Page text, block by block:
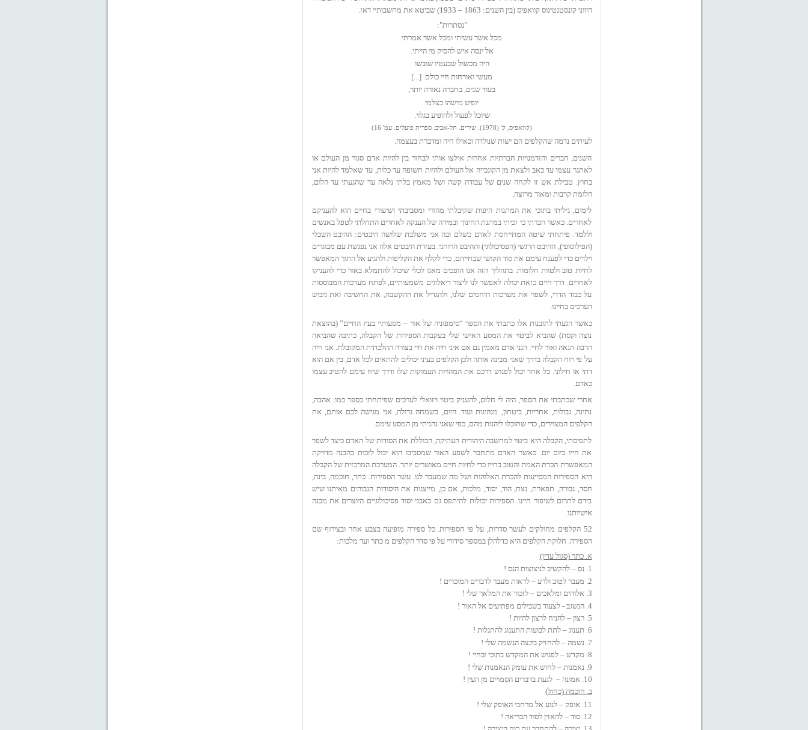
היווני קונסטנטינוס קוואפיס (בין השנים: 1863 – 1933) שביטא את מחשבותיי דאז.
"נסתרות":
מכל אשר עשיתי ומכל אשר אמרתי
אל ינסה איש להסיק מי הייתי.
היה מכשול שבעטיו שובשו
מעשי ואורחות חיי כולם. [...]
בעוד שנים, בחברה נאורה יותר,
יופיע מישהו בצלמי
שיוכל לפעול ולהופיע בגלוי.
(קוואפיס, ק' (1978). שירים. תל-אביב: ספרית פועלים. עמ' 16)
לעיתים נדמה שהקלפים הם ישות שנולדה וכאילו חיה ומדברת בעצמה.
השנים, חברים והזדמנויות חברתיות אחרות אילצו אותי לבחור בין להיות אדם סגור מן העולם או
לאתגר עצמי עד כאב ולצאת מן הקונכייה אל העולם ולהיות חשופה עד כלות, עד שאלמד להיות אני
בחוץ. טבילת אש זו לקחה שנים של עבודה קשה ושל מאמץ בלתי נלאה עד שהגעתי עד הלום,
הלומת קרבות ומאוד מרוצה.
לימים, גיליתי בתוכי את המתנות היפות שקיבלתי מהורי ומסביבתי ושיעודי בחיים הוא להעניקם
לאחרים. כאשר הכרתי כי זכיתי במתנת החינוך ובמידה של הענקה לאחרים התחלתי לטפל באנשים
וללמד. פיתחתי שיטה המתייחסת לאדם כשלם ובה אני משלבת שלושה היבטים: ההיבט השכלי
(הפילוסופי), ההיבט הרגשי (הפסיכולוגי) וההיבט הרוחני. בעזרת היבטים אלה אני נפגשת עם מבוגרים
וילדים כדי לפענח עימם את סוד הקושי שבחייהם, כדי לקלף את הקליפות ולהגיע אל התוך המאפשר
לחיות טוב ולטוות חלומות. בתהליך הזה אנו הופכים מאגו לכלי שיכול להתמלא באור כדי להעניקו
לאחרים. דרך חיים כזאת יכולה לאפשר לנו ליצור דיאלוגים משמעותיים, לפתח מערכות המבוססות
על כבוד הדדי, לשפר את מערכות היחסים שלנו, ולהגדיל את ההקשבה, את החשיבה ואת גיבוש
הערכים בחיינו.
כאשר הגעתי לתובנות אלו כתבתי את הספר “סימפוניה של אור – מסעותיי בעץ החיים” (בהוצאת
נוצה וקסת) שהביא לביטוי את המסע האישי שלי בעקבות הספירות של הקבלה, כתיבה שהביאה
הרבה הנאה ואור לחיי. הנני אדם מאמין גם אם איני חיה את חיי בצורה ההלכתית המקובלת. אני חיה
על פי רוח הקבלה בדרך שאני מבינה אותה ולכן הקלפים בעיני יכולים להתאים לכל אדם, בין אם הוא
דתי או חילוני. כל אחד יכול לפגוש דרכם את המהויות העמוקות שלו ודרך שיח עימם להטיב עצמו
כאדם.
אחרי שכתבתי את הספר, היה לי חלום, להעניק ביטוי ויזואלי לערכים שפיתחתי בספר כמו: אהבה,
נתינה, גבולות, אחריות, ביטחון, מנהיגות ועוד. היום, בשמחה גדולה, אני מגישה לכם אותם, את
הקלפים המצוירים, כדי שתוכלו ליהנות מהם, כפי שאני נהניתי מן המסע עימם.
לתפיסתי, הקבלה היא ביטוי למחשבה היהודית העתיקה, הכוללת את הסודות של האדם כיצד לשפר
את חייו ביום יום. כאשר האדם מתחבר לשפע האור שמסביבו הוא יכול לזכות בהבנה מדויקת
המאפשרת הכרת האמת והטוב בחייו כדי לחיות חיים מאושרים יותר. המערכת המרכזית של הקבלה
היא הספירות המסייעות להכרת האלוהות ושל מה שמעבר לנו. עשר הספירות: כתר, חוכמה, בינה,
חסד, גבורה, תפארת, נצח, הוד, יסוד, מלכות, אם כן, מייצגות את היסודות הגבוהים מאיתנו שיש
בידם לתרום לשיפור חיינו. הספירות יכולות להיתפס גם כאבני יסוד פסיכולוגיים היוצרים את מבנה
אישיותנו.
52 הקלפים מחולקים לעשר סדרות, על פי הספירות. כל ספירה מופיעה בצבע אחר ובצירוף שם
הספירה. חלוקת הקלפים היא כדלהלן במספר סידורי על פי סדר הקלפים מ כתר ועד מלכות:
א. כתר (סגול עדין)
1. נס – להקשיב לניצוצות הנס !
2. מעבר לטוב ולרע – לראות מעבר לדברים המוכרים !
3. אלוהים ומלאכים – לזכור את המלאך שלי !
4. הנשגב - לצעוד בשבילים מפתיעים אל האור !
5. רצון – להניח לרצון להיות !
6. תענוג – לתת לבועות התענוג להתגלות !
7. נשמה – להחזיק בקצה הנשמה שלי !
8. מקדש – לפגוש את המקדש בתוכי ובחיי !
9. נאמנות – לחוש את עומק הנאמנות שלי !
10. אמונה –
לגעת בדברים הסמויים מן העין !
ב. חוכמה (כחול)
11. אופק – לנוע אל מרחבי האופק שלי !
12. סוד – להאזין לסוד הבריאה !